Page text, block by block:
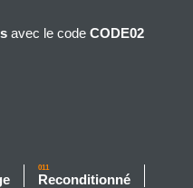
avec le code CODE02
011
Reconditionné